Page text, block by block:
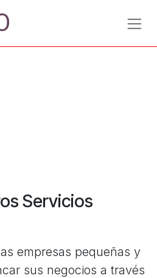
Servicios
empresas pequeñas y
sus negocios a través